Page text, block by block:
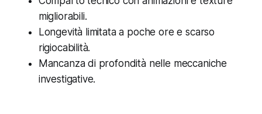
migliorabili.
Longevità limitata a poche ore e scarso
rigiocabilità.
Mancanza di profondità nelle meccaniche
investigative.